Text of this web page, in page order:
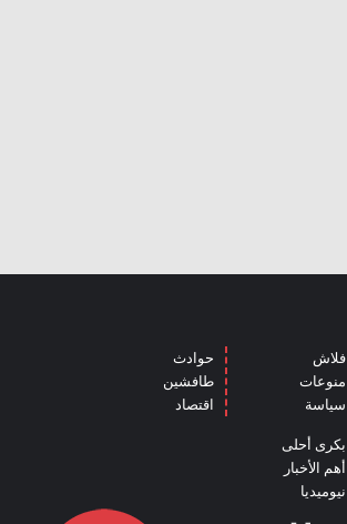
فلاش
منوعات
سياسة
حوادث
طافشين
اقتصاد
بكرى أحلى
أهم الأخبار
نيوميديا